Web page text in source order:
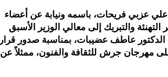
علي عزبي فريحات، باسمه ونيابة عن أعضاء
التهنئة والتبريك إلى معالي الوزير الأسبق
الدكتور عاطف عضيبات، بمناسبة صدور قرار
مهرجان جرش للثقافة والفنون، ممثلاً عن